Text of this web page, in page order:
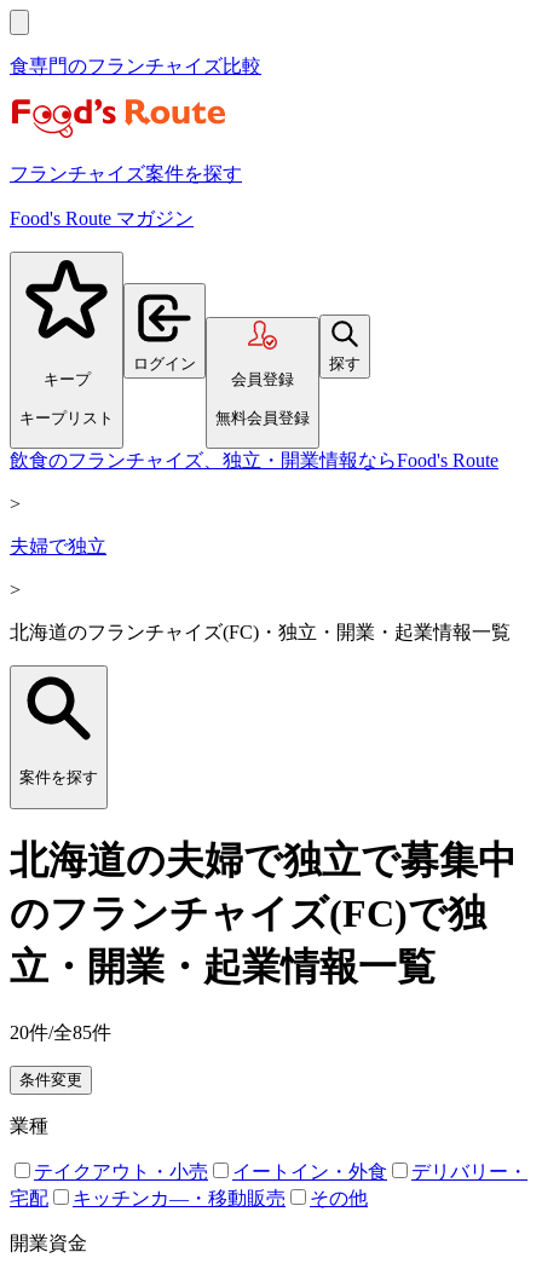
食専門のフランチャイズ比較
フランチャイズ案件を探す
Food's Route マガジン
キープ
キープリスト
ログイン
会員登録
無料会員登録
探す
飲食のフランチャイズ、独立・開業情報ならFood's Route
>
夫婦で独立
>
北海道のフランチャイズ(FC)・独立・開業・起業情報一覧
案件を探す
北海道の夫婦で独立で募集中
のフランチャイズ(FC)で独
立・開業・起業情報一覧
20件/全85件
条件変更
業種
テイクアウト・小売 イートイン・外食
デリバリー・
宅配
キッチンカ―・移動販売 その他
開業資金